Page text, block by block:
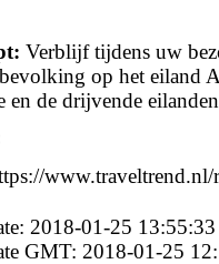
Verblijf tijdens uw
op het eiland
en de drijvende
www.traveltrend.nl/
2018-01-25 13:55:33
GMT: 2018-01-25